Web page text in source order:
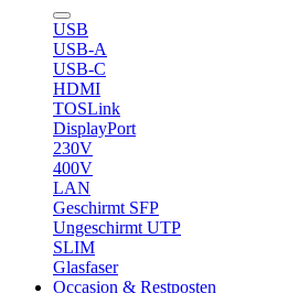
USB
USB-A
USB-C
HDMI
TOSLink
DisplayPort
230V
400V
LAN
Geschirmt SFP
Ungeschirmt UTP
SLIM
Glasfaser
Occasion & Restposten